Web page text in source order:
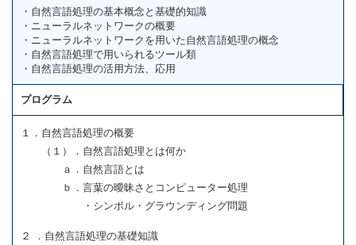
・自然言語処理の基本概念と基礎的知識
・ニューラルネットワークの概要
・ニューラルネットワークを用いた自然言語処理の概念
・自然言語処理で用いられるツール類
・自然言語処理の活用方法、応用
プログラム
１．自然言語処理の概要
（１）．自然言語処理とは何か
ａ．自然言語とは
ｂ．言葉の曖昧さとコンピューター処理
・シンボル・グラウンディング問題
２ ．自然言語処理の基礎知識